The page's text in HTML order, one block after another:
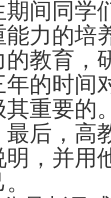
期间同学
能力的培
的教育，
年的时间
其重要的
最后，高
， 并用